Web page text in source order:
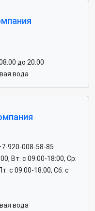
до 20:00
вода
920-008-58-85
Вт: c 09:00-18:00, Ср:
c 09:00-18:00, Сб: c
вода